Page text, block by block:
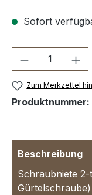
Sofort
Produkt
Zum Merkzettel
Produktnummer:
Beschreibung
Schraubniete